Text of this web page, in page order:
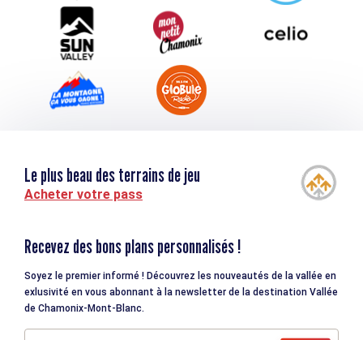
Tourisme et handicap
Le plus beau des terrains de jeu
Acheter votre pass
Recevez des bons plans personnalisés !
Soyez le premier informé ! Découvrez les nouveautés de la vallée en
exlusivité en vous abonnant à la newsletter de la destination Vallée
de Chamonix-Mont-Blanc.